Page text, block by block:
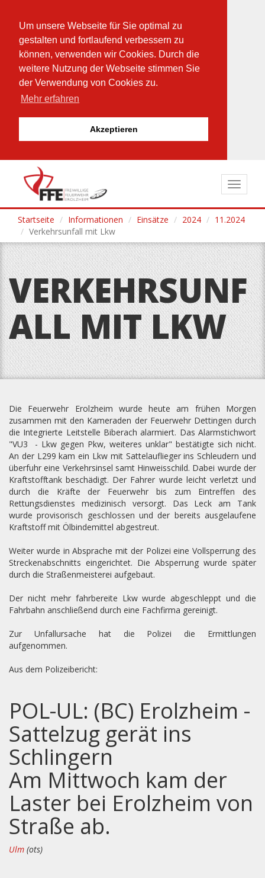
Um unsere Webseite für Sie optimal zu
gestalten und fortlaufend verbessern zu
können, verwenden wir Cookies. Durch die
weitere Nutzung der Webseite stimmen Sie
der Verwendung von Cookies zu.
Mehr erfahren
Akzeptieren
Toggle
Startseite
Informationen Einsätze 2024
11.2024
Verkehrsunfall mit Lkw
VERKEHRSUNF
ALL MIT LKW
Die Feuerwehr Erolzheim wurde heute am frühen Morgen
zusammen mit den Kameraden der Feuerwehr Dettingen durch
die Integrierte Leitstelle Biberach alarmiert. Das Alarmstichwort
"VU3 - Lkw gegen Pkw, weiteres unklar" bestätigte sich nicht.
An der L299 kam ein Lkw mit Sattelauflieger ins Schleudern und
überfuhr eine Verkehrsinsel samt Hinweisschild. Dabei wurde der
Kraftstofftank beschädigt. Der Fahrer wurde leicht verletzt und
durch die Kräfte der Feuerwehr bis zum Eintreffen des
Rettungsdienstes medizinisch versorgt. Das Leck am Tank
wurde provisorisch geschlossen und der bereits ausgelaufene
Kraftstoff mit Ölbindemittel abgestreut.
Weiter wurde in Absprache mit der Polizei eine Vollsperrung des
Streckenabschnitts eingerichtet. Die Absperrung wurde später
durch die Straßenmeisterei aufgebaut.
Der nicht mehr fahrbereite Lkw wurde abgeschleppt und die
Fahrbahn anschließend durch eine Fachfirma gereinigt.
Zur Unfallursache hat die Polizei die Ermittlungen
aufgenommen.
Aus dem Polizeibericht:
POL-UL: (BC) Erolzheim -
Sattelzug gerät ins
Schlingern
Am Mittwoch kam der
Laster bei Erolzheim von
Straße ab.
Ulm (ots)